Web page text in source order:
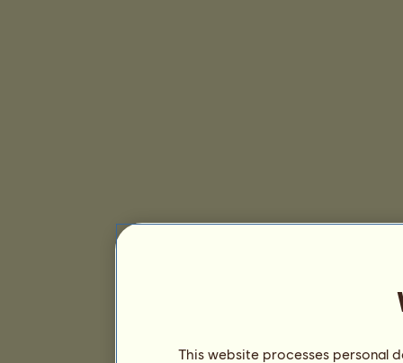
This website processes personal